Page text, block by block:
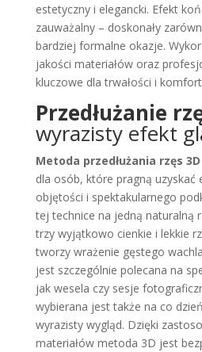
estetyczny i elegancki. Efekt
zauważalny – doskonały
bardziej formalne okazje.
jakości materiałów oraz
kluczowe dla trwałości i
Przedłużanie
wyrazisty efekt
Metoda przedłużania rzęs 3D
dla osób, które pragną uzyskać
objętości i spektakularnego
tej technice na jedną naturalną
trzy wyjątkowo cienkie i lekkie
tworzy wrażenie gęstego
jest szczególnie polecana na
jak wesela czy sesje
wybierana jest także na co
wyrazisty wygląd. Dzięki
materiałów metoda 3D jest